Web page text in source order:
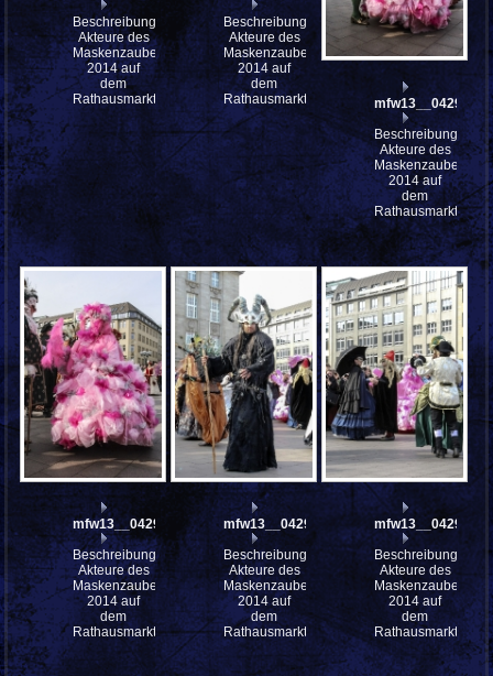
Beschreibung:
Akteure des
Maskenzauber
2014 auf
dem
Rathausmarkt
Beschreibung:
Akteure des
Maskenzauber
2014 auf
dem
Rathausmarkt
mfw13__042994
Beschreibung:
Akteure des
Maskenzauber
2014 auf
dem
Rathausmarkt
mfw13__042993
Beschreibung:
Akteure des
Maskenzauber
2014 auf
dem
Rathausmarkt
mfw13__042990
Beschreibung:
Akteure des
Maskenzauber
2014 auf
dem
Rathausmarkt
mfw13__042988
Beschreibung:
Akteure des
Maskenzauber
2014 auf
dem
Rathausmarkt